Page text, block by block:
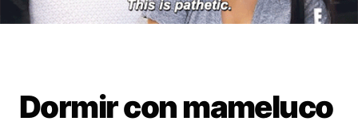
Dormir con mameluco